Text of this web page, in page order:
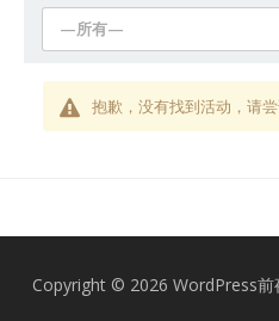
—所有—
抱歉，没有找到活动，请尝
Copyright © 2026 WordPress